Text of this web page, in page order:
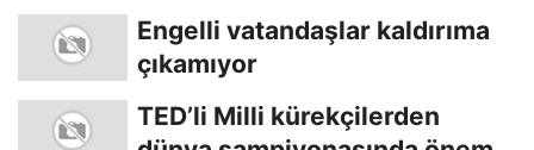
Engelli vatandaşlar kaldırıma
çıkamıyor
TED’li Milli kürekçilerden